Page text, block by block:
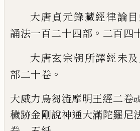
大唐貞元錄藏經律論
誦法一百二十四部 。 二百四
大唐玄宗朝所譯經未
部二十卷 。
大威力烏芻澁摩明王經二卷
穢跡金剛說神通大滿陀羅尼